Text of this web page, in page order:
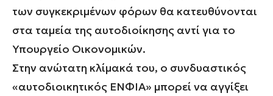
των συγκεκριμένων φόρων θα κατευθύνονται
στα ταμεία της αυτοδιοίκησης αντί για το
Υπουργείο Οικονομικών.
Στην ανώτατη κλίμακά του, ο συνδυαστικός
«αυτοδιοικητικός ΕΝΦΙΑ» μπορεί να αγγίξει